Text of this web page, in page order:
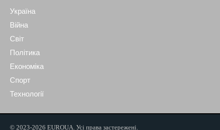
Україна
Війна
Світ
Політика
Економіка
Спорт
Технології
© 2023-2026 EUROUA. Усі права застережені.